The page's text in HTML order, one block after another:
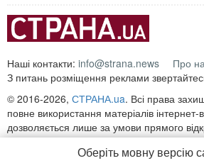
Наші контакти: info@strana.news Про
З питань розміщення реклами
© 2016-2026, СТРАНА.ua. Всі права
повне використання матеріалів
дозволяється лише за умови прямого
систем гіперпосилання на
Оберіть мовну версію